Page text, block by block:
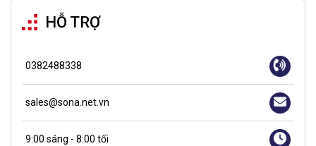
HỖ TRỢ
0382488338
sales@sona.net.vn
9:00 sáng - 8:00 tối